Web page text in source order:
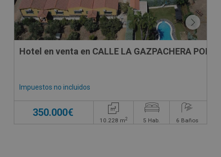
Hotel en venta en CALLE LA GAZPACHERA
Impuestos no incluidos
350.000€
10.228 m2 5 Hab. 6 Baños